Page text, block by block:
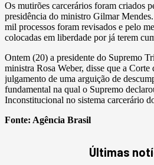
Os mutirões carcerários foram criados
presidência do ministro Gilmar
mil processos foram revisados e pelo
colocadas em liberdade por já terem
Ontem (20) a presidente do Supremo
ministra Rosa Weber, disse que a Corte
julgamento de uma arguição de
fundamental na qual o Supremo
Inconstitucional no sistema carcerário
Fonte: Agência Brasil
Últimas